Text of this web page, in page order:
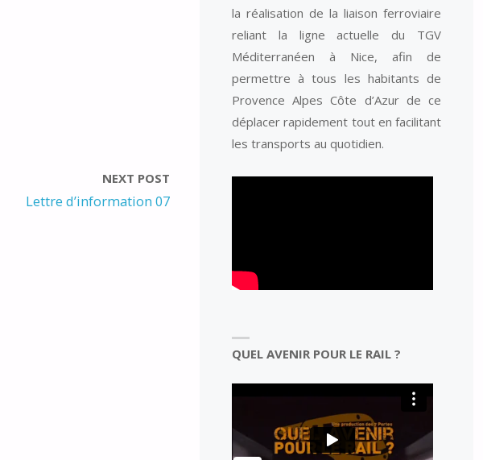
NEXT POST
Lettre d’information 07
la réalisation de la liaison ferroviaire
reliant la ligne actuelle du TGV
Méditerranéen à Nice, afin de
permettre à tous les habitants de
Provence Alpes Côte d’Azur de ce
déplacer rapidement tout en facilitant
les transports au quotidien.
QUEL AVENIR POUR LE RAIL ?